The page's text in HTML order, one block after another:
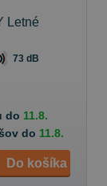
Letné
73 dB
do 11.8.
do 11.8.
Do košíka